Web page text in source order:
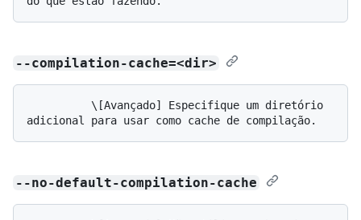
--compilation-cache=<dir>
--no-default-compilation-cache